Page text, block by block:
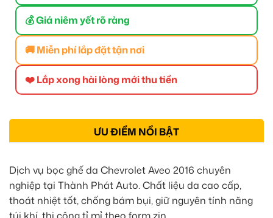
💰 Giá niêm yết rõ ràng
🚚 Miễn phí lắp đặt tận nơi
❤️ Lắp xong hài lòng mới thu tiền
ƯU ĐIỂM NỔI BẬT
Dịch vụ bọc ghế da Chevrolet Aveo 2016 chuyên
nghiệp tại Thành Phát Auto. Chất liệu da cao cấp,
thoát nhiệt tốt, chống bám bụi, giữ nguyên tính năng